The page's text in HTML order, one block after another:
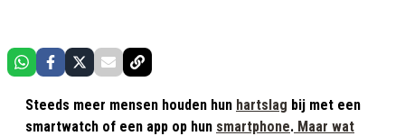
Steeds meer mensen houden hun hartslag bij met een
smartwatch of een app op hun smartphone. Maar wat